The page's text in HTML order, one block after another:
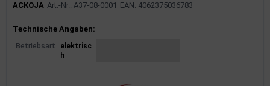
ACKOJA Art.-Nr.: A37-08-0001 EAN: 4062375036783
Produktinformationen
Technische Angaben:
Betriebsart
elektrisc
h